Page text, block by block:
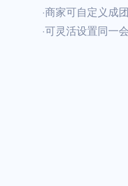
·商家可自定义成
·可灵活设置同一